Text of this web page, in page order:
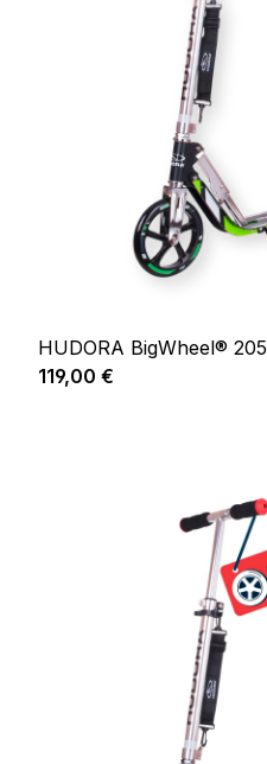
HUDORA BigWheel® 205
Prix régulier :
119,00 €